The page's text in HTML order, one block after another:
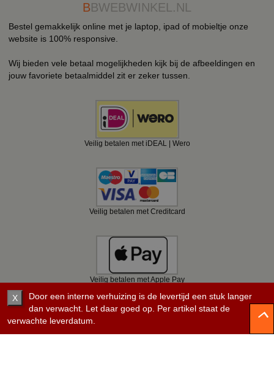
BBWEBWINKEL.NL
Bestel gemakkelijk online met je laptop, ipad of mobieltje onze
website is 100% responsive.
Wij bieden vele betaal mogelijkheden kijk bij de afbeeldingen en
jouw favoriete betaalmiddel zit er zeker tussen.
Veilig betalen met iDEAL | Wero
Veilig betalen met Creditcard
Veilig betalen met Apple Pay
X
Door een interne verhuizing is de levertijd een stuk langer
dan verwacht. Let daar goed op. Per artikel staat de
verwachte leverdatum.